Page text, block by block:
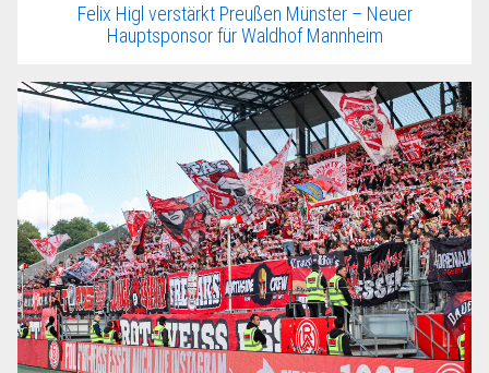
Felix Higl verstärkt Preußen Münster – Neuer
Hauptsponsor für Waldhof Mannheim